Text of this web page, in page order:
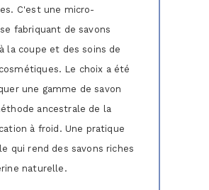
C'est une micro-
fabriquant de savons
la coupe et des soins de
Le choix a été
une gamme de savon
ancestrale de la
à froid. Une pratique
qui rend des savons riches
naturelle.